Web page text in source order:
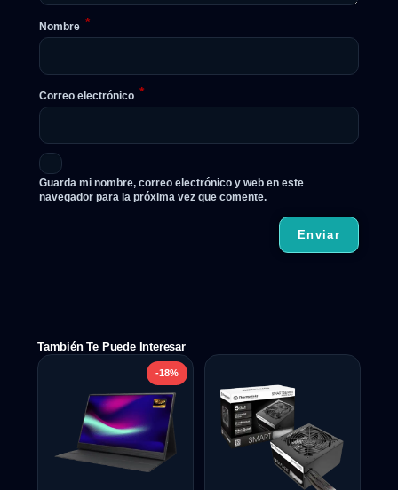
Nombre *
Correo electrónico *
Guarda mi nombre, correo electrónico y web en este
navegador para la próxima vez que comente.
También Te Puede Interesar
-18%